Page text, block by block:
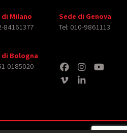
di Milano
84161377
Sede di Genova
Tel: 010-9861113
di Bologna
0185020